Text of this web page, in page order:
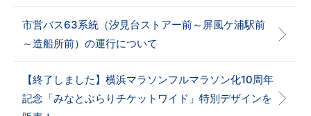
市営バス63系統（汐見台ストアー前～屏風ケ浦駅前
～造船所前）の運行について
【終了しました】横浜マラソンフルマラソン化10周年
記念「みなとぶらりチケットワイド」特別デザインを